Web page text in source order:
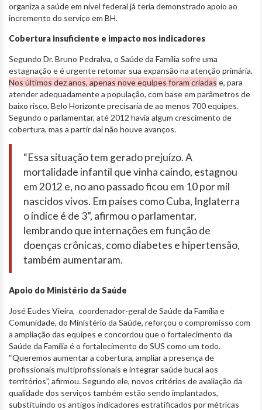
organiza a saúde em nível federal já teria demonstrado apoio ao
incremento do serviço em BH.
Cobertura insuficiente e impacto nos indicadores
Segundo Dr. Bruno Pedralva, o Saúde da Família sofre uma
estagnação e é urgente retomar sua expansão na atenção primária.
Nos últimos dez anos, apenas nove equipes foram criadas e, para
atender adequadamente a população, com base em parâmetros de
baixo risco, Belo Horizonte precisaria de ao menos 700 equipes.
Segundo o parlamentar, até 2012 havia algum crescimento de
cobertura, mas a partir daí não houve avanços.
“Essa situação tem gerado prejuízo. A
mortalidade infantil que vinha caindo, estagnou
em 2012 e, no ano passado ficou em 10 por mil
nascidos vivos. Em países como Cuba, Inglaterra
o índice é de 3”, afirmou o parlamentar,
lembrando que internações em função de
doenças crônicas, como diabetes e hipertensão,
também aumentaram.
Apoio do Ministério da Saúde
José Eudes Vieira, coordenador-geral de Saúde da Família e
Comunidade, do Ministério da Saúde, reforçou o compromisso com
a ampliação das equipes e concordou que o fortalecimento da
Saúde da Família é o fortalecimento do SUS como um todo.
“Queremos aumentar a cobertura, ampliar a presença de
profissionais multiprofissionais e integrar saúde bucal aos
territórios”, afirmou. Segundo ele, novos critérios de avaliação da
qualidade dos serviços também estão sendo implantados,
substituindo os antigos indicadores estratificados por métricas